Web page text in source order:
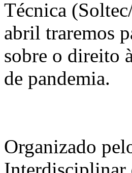
Técnica
abril traremos
sobre o direito
de pandemia.
Organizado